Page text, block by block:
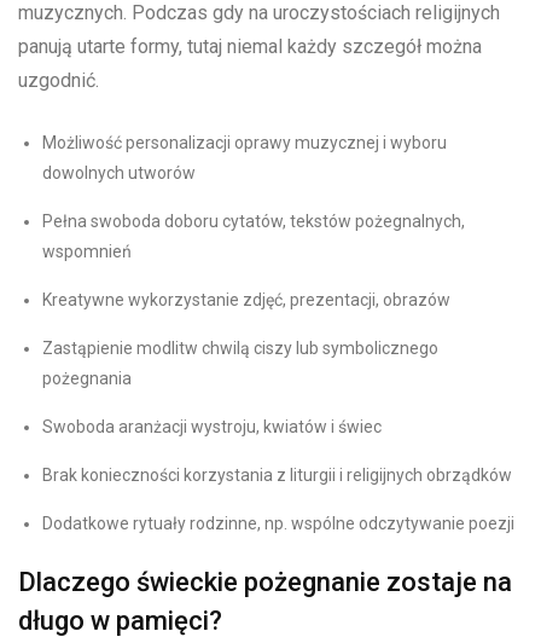
muzycznych. Podczas gdy na uroczystościach religijnych
panują utarte formy, tutaj niemal każdy szczegół można
uzgodnić.
Możliwość personalizacji oprawy muzycznej i wyboru
dowolnych utworów
Pełna swoboda doboru cytatów, tekstów pożegnalnych,
wspomnień
Kreatywne wykorzystanie zdjęć, prezentacji, obrazów
Zastąpienie modlitw chwilą ciszy lub symbolicznego
pożegnania
Swoboda aranżacji wystroju, kwiatów i świec
Brak konieczności korzystania z liturgii i religijnych obrządków
Dodatkowe rytuały rodzinne, np. wspólne odczytywanie poezji
Dlaczego świeckie pożegnanie zostaje na
długo w pamięci?